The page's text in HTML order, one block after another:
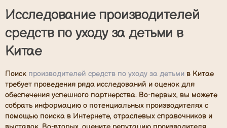
Исследование производителей
средств по уходу за детьми в
Китае
Поиск производителей средств по уходу за детьми в Китае
требует проведения ряда исследований и оценок для
обеспечения успешного партнерства. Во-первых, вы можете
собрать информацию о потенциальных производителях с
помощью поиска в Интернете, отраслевых справочников и